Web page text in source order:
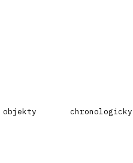
objekty chronologicky